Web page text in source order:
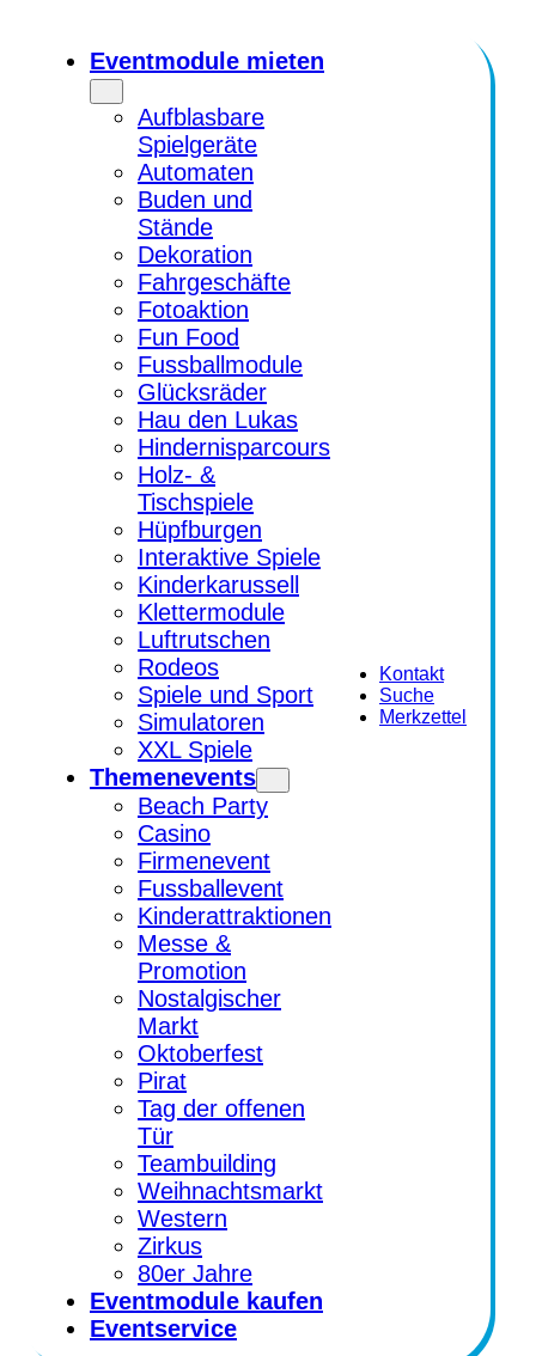
Eventmodule mieten
Aufblasbare
Spielgeräte
Automaten
Buden und
Stände
Dekoration
Fahrgeschäfte
Fotoaktion
Fun Food
Fussballmodule
Glücksräder
Hau den Lukas
Hindernisparcours
Holz- &
Tischspiele
Hüpfburgen
Interaktive Spiele
Kinderkarussell
Klettermodule
Luftrutschen
Rodeos
Spiele und Sport
Simulatoren
XXL Spiele
Themenevents
Beach Party
Casino
Firmenevent
Fussballevent
Kinderattraktionen
Messe &
Promotion
Nostalgischer
Markt
Oktoberfest
Pirat
Tag der offenen
Tür
Teambuilding
Weihnachtsmarkt
Western
Zirkus
80er Jahre
Eventmodule kaufen
Eventservice
Kontakt
Suche
Merkzettel